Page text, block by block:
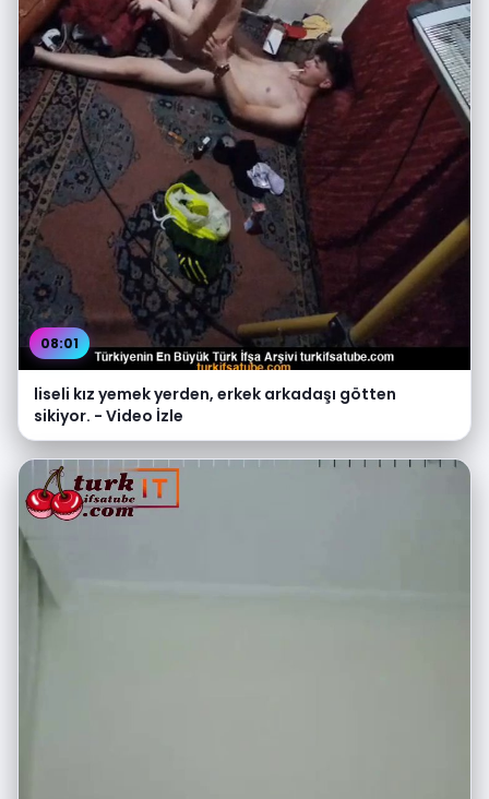
08:01
liseli kız yemek yerden, erkek arkadaşı götten
sikiyor. - Video İzle